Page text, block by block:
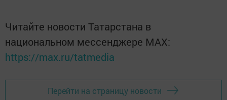
Читайте новости Татарстана в
национальном мессенджере MАХ:
https://max.ru/tatmedia
Перейти на страницу новости